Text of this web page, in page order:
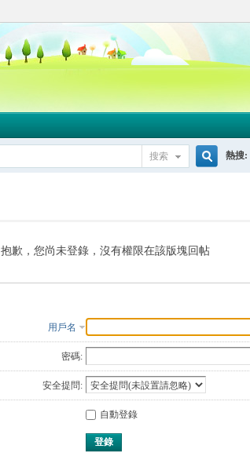
搜索
索
熱搜:
抱歉，您尚未登錄，沒有權限在該版塊回帖
用戶名
密碼:
安全提問:
自動登錄
登錄